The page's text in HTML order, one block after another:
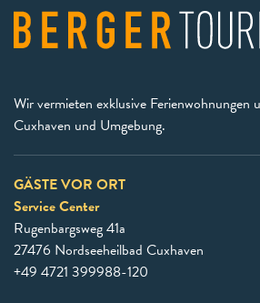
Wir vermieten exklusive Ferienwohnungen
Cuxhaven und Umgebung.
GÄSTE VOR ORT
Service Center
Rugenbargsweg 41a
27476 Nordseeheilbad Cuxhaven
+49 4721 399988-120